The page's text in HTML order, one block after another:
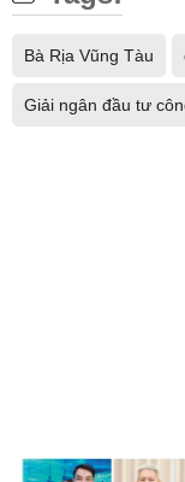
Bà Rịa Vũng Tàu
Giải ngân đầu tư